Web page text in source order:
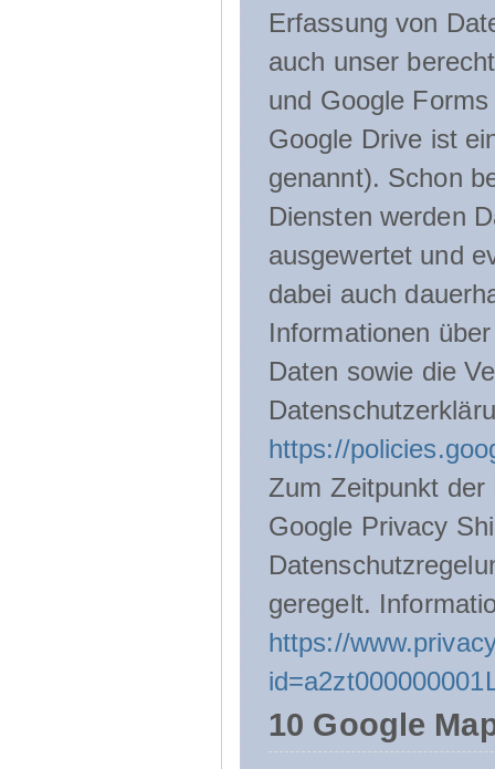
Erfassung von
auch unser
und Google
Google Drive ist
genannt). Schon
Diensten werden
ausgewertet und
dabei auch
Informationen
Daten sowie die
https://
Zum Zeitpunkt der
Google Privacy
geregelt.
https://
10 Google